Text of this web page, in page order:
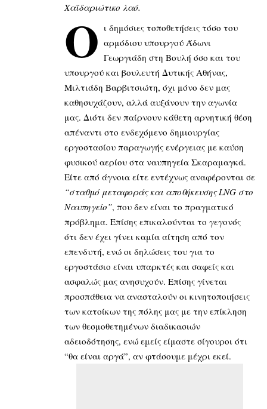
Χαϊδαριώτικο λαό.
Ο ι δημόσιες τοποθετήσεις τόσο του
αρμόδιου υπουργού Άδωνι
Γεωργιάδη στη Βουλή όσο και του
υπουργού και βουλευτή Δυτικής Αθήνας,
Μιλτιάδη Βαρβιτσιώτη, όχι μόνο δεν μας
καθησυχάζουν, αλλά αυξάνουν την αγωνία
μας. Διότι δεν παίρνουν κάθετη αρνητική θέση
απέναντι στο ενδεχόμενο δημιουργίας
εργοστασίου παραγωγής ενέργειας με καύση
φυσικού αερίου στα ναυπηγεία Σκαραμαγκά.
Είτε από άγνοια είτε εντέχνως αναφέρονται σε
“σταθμό μεταφοράς και αποθήκευσης LNG στο
Ναυπηγείο”, που δεν είναι το πραγματικό
πρόβλημα. Επίσης επικαλούνται το γεγονός
ότι δεν έχει γίνει καμία αίτηση από τον
επενδυτή, ενώ οι δηλώσεις του για το
εργοστάσιο είναι υπαρκτές και σαφείς και
ασφαλώς μας ανησυχούν. Επίσης γίνεται
προσπάθεια να ανασταλούν οι κινητοποιήσεις
των κατοίκων της πόλης μας με την επίκληση
των θεσμοθετημένων διαδικασιών
αδειοδότησης, ενώ εμείς είμαστε σίγουροι ότι
“θα είναι αργά”, αν φτάσουμε μέχρι εκεί.